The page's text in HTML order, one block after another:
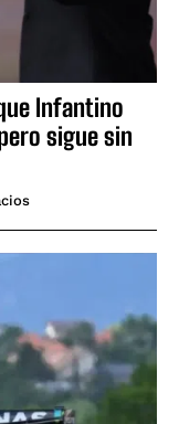
Infantino
sigue sin